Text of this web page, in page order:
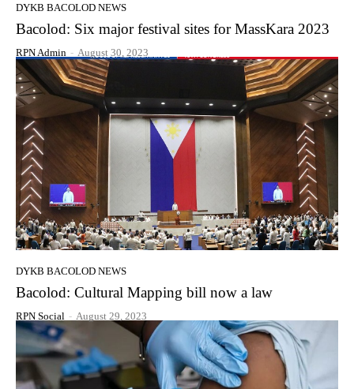
DYKB BACOLOD NEWS
Bacolod: Six major festival sites for MassKara 2023
RPN Admin - August 30, 2023
DYKB BACOLOD NEWS
Bacolod: Cultural Mapping bill now a law
RPN Social - August 29, 2023